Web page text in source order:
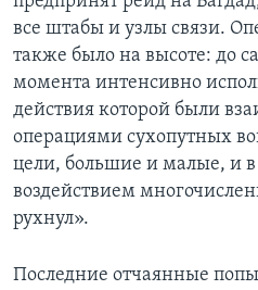
все штабы и узлы связи.
также было на высоте: до
момента интенсивно
действия которой были
операциями сухопутных
цели, большие и малые, и
воздействием
рухнул».
Последние отчаянные